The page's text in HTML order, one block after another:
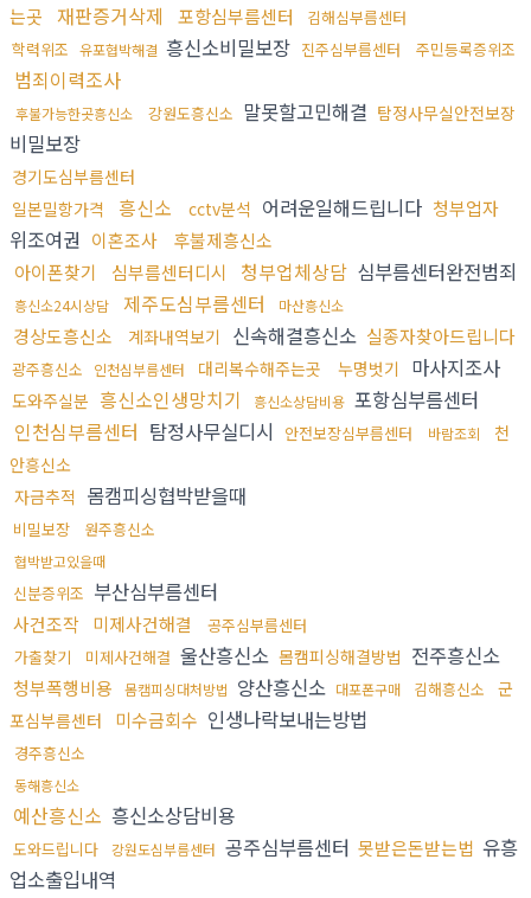
는곳
재판증거삭제 포항심부름센터
김해심부름센터
학력위조 유포협박해결 흥신소비밀보장 진주심부름센터 주민등록증위조
범죄이력조사
후불가능한곳흥신소 강원도흥신소 말못할고민해결 탐정사무실안전보장
비밀보장
경기도심부름센터
일본밀항가격
흥신소 cctv분석 어려운일해드립니다 청부업자
위조여권 이혼조사
후불제흥신소
아이폰찾기
심부름센터디시 청부업체상담 심부름센터완전범죄
흥신소24시상담 제주도심부름센터 마산흥신소
경상도흥신소 계좌내역보기 신속해결흥신소 실종자찾아드립니다
광주흥신소 인천심부름센터 대리복수해주는곳 누명벗기 마사지조사
도와주실분 흥신소인생망치기 흥신소상담비용 포항심부름센터
인천심부름센터 탐정사무실디시 안전보장심부름센터 바람조회
천
안흥신소
자금추적 몸캠피싱협박받을때
비밀보장 원주흥신소
협박받고있을때
신분증위조 부산심부름센터
사건조작 미제사건해결
공주심부름센터
가출찾기
미제사건해결 울산흥신소 몸캠피싱해결방법 전주흥신소
청부폭행비용 몸캠피싱대처방법 양산흥신소 대포폰구매 김해흥신소
군
포심부름센터
미수금회수 인생나락보내는방법
경주흥신소
동해흥신소
예산흥신소 흥신소상담비용
도와드립니다 강원도심부름센터 공주심부름센터 못받은돈받는법 유흥
업소출입내역